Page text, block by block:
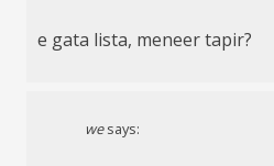
e gata lista, meneer tapir?
we says: